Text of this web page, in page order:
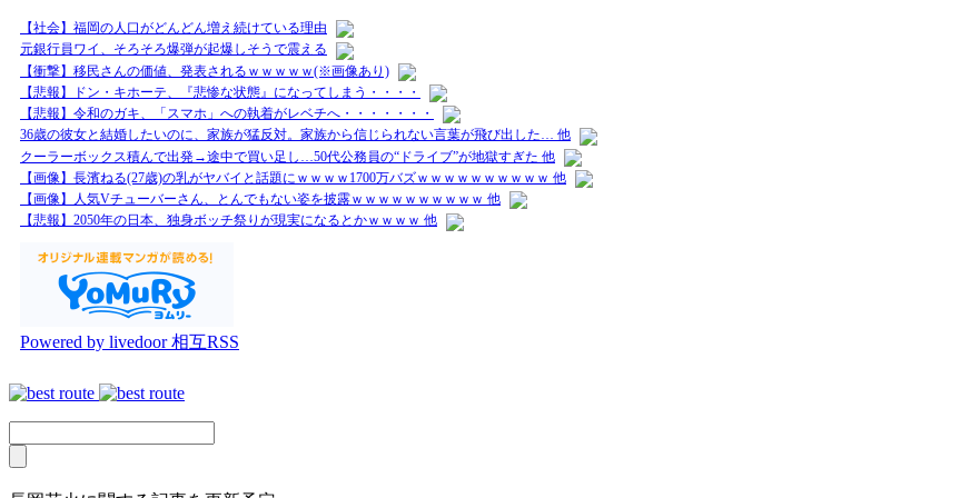
【社会】福岡の人口がどんどん増え続けている理由
元銀行員ワイ、そろそろ爆弾が起爆しそうで震える
【衝撃】移民さんの価値、発表されるｗｗｗｗｗ(※画像あり)
【悲報】ドン・キホーテ、『悲惨な状態』になってしまう・・・・
【悲報】令和のガキ、「スマホ」への執着がレベチへ・・・・・・・
36歳の彼女と結婚したいのに、家族が猛反対。家族から信じられない言葉が飛び出した… 他
クーラーボックス積んで出発→途中で買い足し…50代公務員の“ドライブ”が地獄すぎた 他
【画像】長濱ねる(27歳)の乳がヤバイと話題にｗｗｗｗ1700万バズｗｗｗｗｗｗｗｗｗｗ 他
【画像】人気Vチューバーさん、とんでもない姿を披露ｗｗｗｗｗｗｗｗｗｗ 他
【悲報】2050年の日本、独身ボッチ祭りが現実になるとかｗｗｗｗ 他
Powered by livedoor 相互RSS